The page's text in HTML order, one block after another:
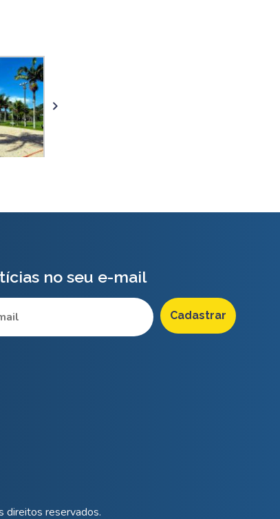
no seu e-mail
direitos reservados.